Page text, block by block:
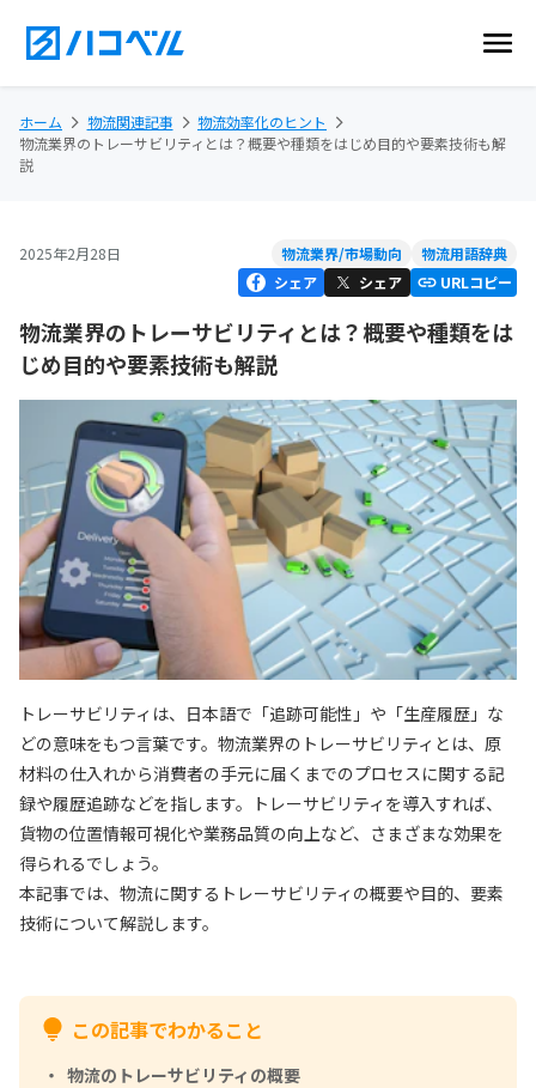
ホーム 物流関連記事
物流効率化のヒント
物流業界のトレーサビリティとは？概要や種類をはじめ目的や要素技術も解
説
2025年2月28日 物流業界/市場動向
物流用語辞典
シェア
シェア URLコピー
物流業界のトレーサビリティとは？概要や種類をは
じめ目的や要素技術も解説
トレーサビリティは、日本語で「追跡可能性」や「生産履歴」な
どの意味をもつ言葉です。物流業界のトレーサビリティとは、原
材料の仕入れから消費者の手元に届くまでのプロセスに関する記
録や履歴追跡などを指します。トレーサビリティを導入すれば、
貨物の位置情報可視化や業務品質の向上など、さまざまな効果を
得られるでしょう。
本記事では、物流に関するトレーサビリティの概要や目的、要素
技術について解説します。
この記事でわかること
物流のトレーサビリティの概要